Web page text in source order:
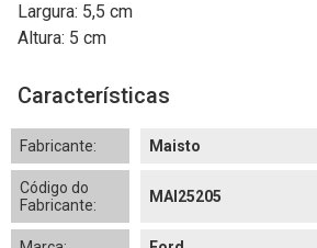
Largura: 5,5 cm
Altura: 5 cm
Características
Fabricante: Maisto
Código do
Fabricante:
MAI25205